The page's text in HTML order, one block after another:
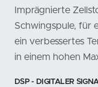
Imprägnierte
Schwingspule, für
ein verbessertes
in einem hohen
DSP - DIGITALER